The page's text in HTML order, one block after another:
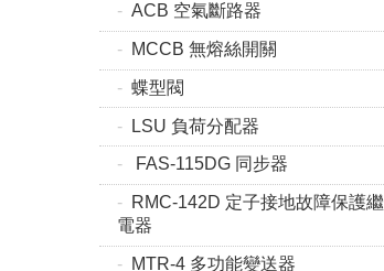
ACB 空氣斷路器
MCCB 無熔絲開關
蝶型閥
LSU 負荷分配器
FAS-115DG 同步器
RMC-142D 定子接地故障保護繼
電器
MTR-4 多功能變送器